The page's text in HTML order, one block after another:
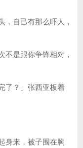
，自己有那么吓人，
不是跟你争锋相对，
了？」张西亚板着
身来，被子围在胸